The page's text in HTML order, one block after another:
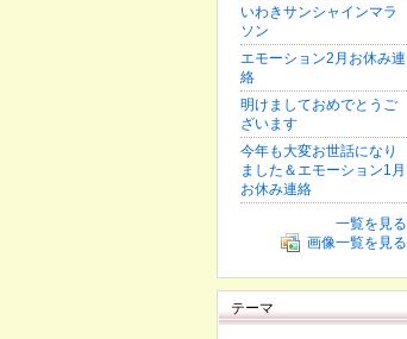
いわきサンシャインマラ
ソン
エモーション2月お休み連
絡
明けましておめでとうご
ざいます
今年も大変お世話になり
ました＆エモーション1月
お休み連絡
一覧を見る
画像一覧を見る
テーマ